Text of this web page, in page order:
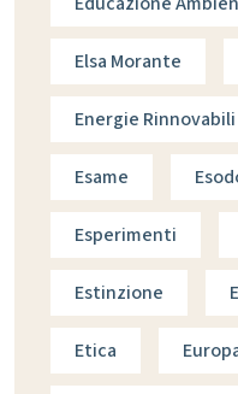
Elsa Morante
Energie Rinnovabili
Esame
Esperimenti
Estinzione
Etica